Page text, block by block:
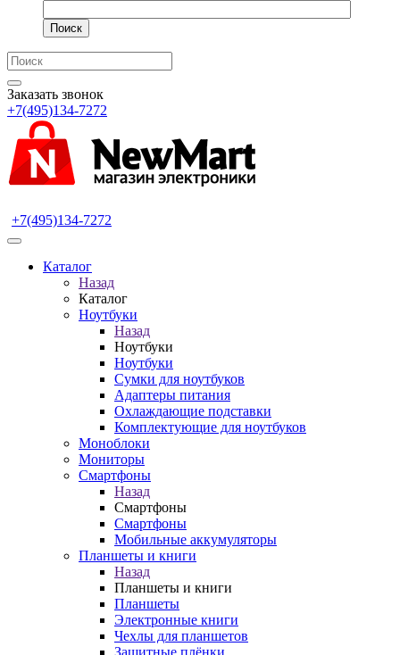
Поиск
Заказать звонок
+7(495)134-7272
+7(495)134-7272
Каталог
Назад
Каталог
Ноутбуки
Назад
Ноутбуки
Ноутбуки
Сумки для ноутбуков
Адаптеры питания
Охлаждающие подставки
Комплектующие для ноутбуков
Моноблоки
Мониторы
Смартфоны
Назад
Смартфоны
Смартфоны
Мобильные аккумуляторы
Планшеты и книги
Назад
Планшеты и книги
Планшеты
Электронные книги
Чехлы для планшетов
Защитные плёнки